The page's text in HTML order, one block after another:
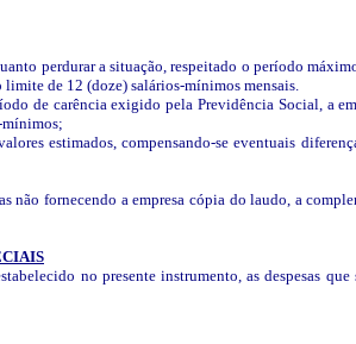
perdurar a situação, respeitado o período
de 12 (doze) salários-mínimos mensais.
de carência exigido pela Previdência Social, a
mínimos;
estimados, compensando-se eventuais
não fornecendo a empresa cópia do laudo, a
no presente instrumento, as despesas que